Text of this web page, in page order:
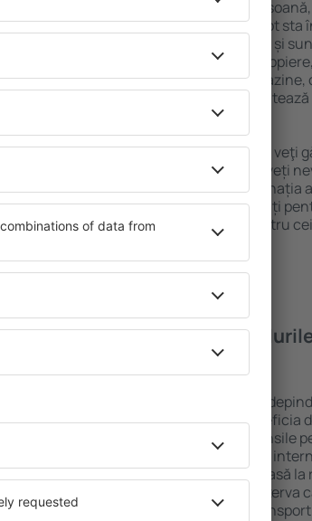
inclusiv proprietăți pentru o singură
persoane ȋn vârstă și grupuri. Oaspeţii pot sta
hoteluri și pensiuni care oferă intimitate și
orașului Caissargues. Facilitățile din
de închirieri auto, transport public, magazine,
și locuri de relaxare sau distracţie,
Dacă doriţi cazare de lux în Caissargues, veţi
care să se potrivească. Veți găsi tot ce aveți
vacanță sau călătoria de afaceri la destinația
rezerva cazare în Caissargues cu facilități
dizabilități, sugari și copii, precum și pentru
Ce fel de facilităţi oferă
Facilitățile proprietăţilor în Caissargues
și de numărul de stele. Oaspeții pot beneficia
chicinetă, balcon, aer condiționat, ustensile
ceaiului şi a cafelei, prosoape și acces la
avea parcare gratuită, pot comanda o masă
alege un hotel cu piscină. În plus, pot rezerva
Caissargues la proprietăți care oferă